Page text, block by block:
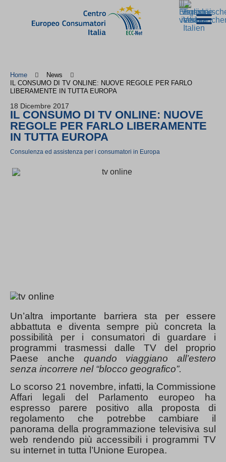
Home
News
IL CONSUMO DI TV ONLINE: NUOVE REGOLE PER FARLO
LIBERAMENTE IN TUTTA EUROPA
18 Dicembre 2017
IL CONSUMO DI TV ONLINE: NUOVE
REGOLE PER FARLO LIBERAMENTE
IN TUTTA EUROPA
Consulenza ed assistenza per i consumatori in Europa
Un’altra importante barriera sta per essere
abbattuta e diventa sempre più concreta la
possibilità per i consumatori di guardare i
programmi trasmessi dalle TV del proprio
Paese anche quando viaggiano all’estero
senza incorrere nel “blocco geografico”.
Lo scorso 21 novembre, infatti, la Commissione
Affari legali del Parlamento europeo ha
espresso parere positivo alla proposta di
regolamento che potrebbe cambiare il
panorama della programmazione televisiva sul
web rendendo più accessibili i programmi TV
su internet in tutta l’Unione Europea.